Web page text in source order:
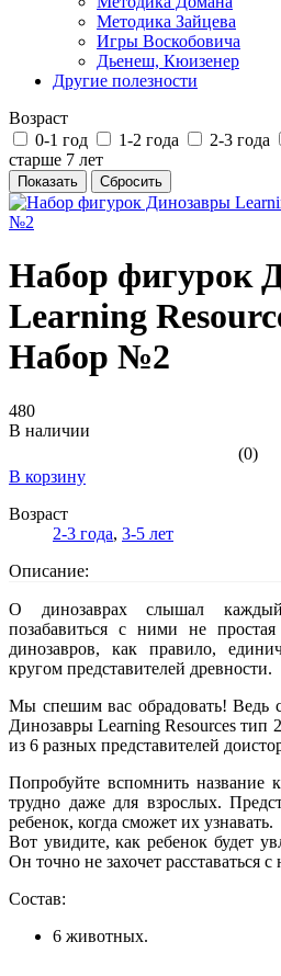
Методика Зайцева
Игры Воскобовича
Дьенеш, Кюизенер
Другие полезности
Возраст
0-1 год
1-2 года 2-3 года
старше 7 лет
Набор фигурок
Learning
Набор №2
480
В наличии
(0)
В корзину
Возраст
2-3 года, 3-5 лет
Описание:
О динозаврах слышал
позабавиться с ними не
динозавров, как правило,
кругом представителей древности.
Мы спешим вас обрадовать! Ведь
Динозавры Learning Resources тип
из 6 разных представителей
Попробуйте вспомнить название
трудно даже для взрослых.
ребенок, когда сможет их узнавать.
Вот увидите, как ребенок будет
Он точно не захочет расставаться
Состав:
6 животных.